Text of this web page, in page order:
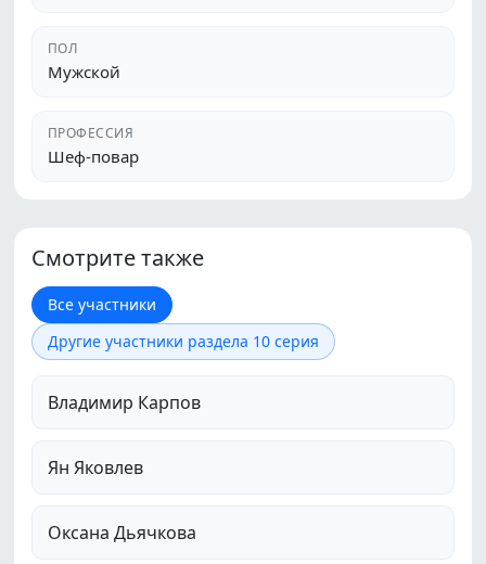
ПОЛ
Мужской
ПРОФЕССИЯ
Шеф-повар
Смотрите также
Все участники
Другие участники раздела 10 серия
Владимир Карпов
Ян Яковлев
Оксана Дьячкова